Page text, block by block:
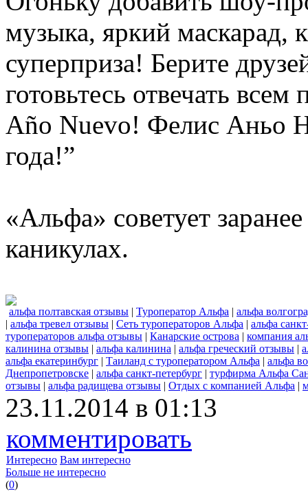
музыка, яркий маскарад,
суперприза! Берите
готовьтесь отвечать
Año Nuevo! Фелис Аньо
года!”
«Альфа» советует
каникулах.
альфа полтавская отзывы | Туроператор Альфа | альфа
| альфа тревел отзывы | Сеть туроператоров Альфа | альфа
туроператоров альфа отзывы | Канарские острова | компания
калинина отзывы | альфа калинина | альфа греческий отзывы |
альфа екатеринбург | Таиланд с туроператором Альфа | альфа
Днепропетровске | альфа санкт-петербург | турфирма Альфа
отзывы | альфа радищева отзывы | Отдых с компанией Альфа |
23.11.2014 в 01:13
комментировать
Интересно Вам интересно
Больше не интересно
(0)